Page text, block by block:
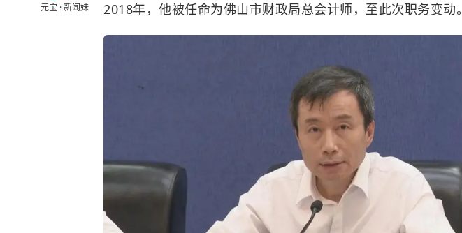
元宝 · 新闻妹 2018年，他被任命为佛山市财政局总会计师，至此次职务变动。